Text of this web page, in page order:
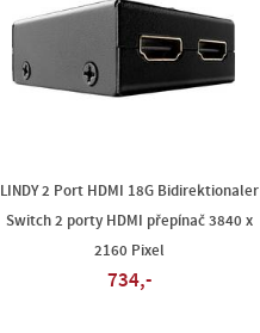
LINDY 2 Port HDMI 18G Bidirektionaler
Switch 2 porty HDMI přepínač 3840 x
2160 Pixel
734,-